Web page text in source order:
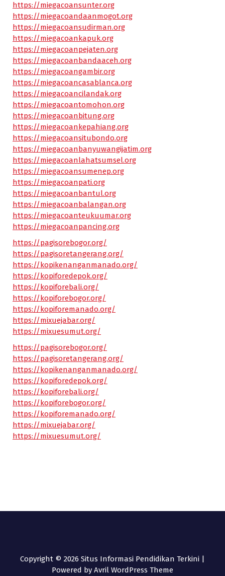
https://miegacoansunter.org
https://miegacoandaanmogot.org
https://miegacoansudirman.org
https://miegacoankapuk.org
https://miegacoanpejaten.org
https://miegacoanbandaaceh.org
https://miegacoangambir.org
https://miegacoancasablanca.org
https://miegacoancilandak.org
https://miegacoantomohon.org
https://miegacoanbitung.org
https://miegacoankepahiang.org
https://miegacoansitubondo.org
https://miegacoanbanyuwangijatim.org
https://miegacoanlahatsumsel.org
https://miegacoansumenep.org
https://miegacoanpati.org
https://miegacoanbantul.org
https://miegacoanbalangan.org
https://miegacoanteukuumar.org
https://miegacoanpancing.org
https://pagisorebogor.org/
https://pagisoretangerang.org/
https://kopikenanganmanado.org/
https://kopiforedepok.org/
https://kopiforebali.org/
https://kopiforebogor.org/
https://kopiforemanado.org/
https://mixuejabar.org/
https://mixuesumut.org/
https://pagisorebogor.org/
https://pagisoretangerang.org/
https://kopikenanganmanado.org/
https://kopiforedepok.org/
https://kopiforebali.org/
https://kopiforebogor.org/
https://kopiforemanado.org/
https://mixuejabar.org/
https://mixuesumut.org/
Copyright © 2026 Situs Informasi Pendidikan Terkini |
Powered by Avril WordPress Theme